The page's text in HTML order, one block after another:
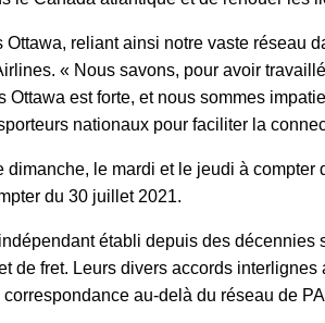
reliant ainsi notre vaste réseau
« Nous savons, pour avoir
est forte, et nous sommes
nationaux pour faciliter la
le mardi et le jeudi à
du 30 juillet 2021.
établi depuis des
de fret. Leurs divers accords
au-delà du réseau de